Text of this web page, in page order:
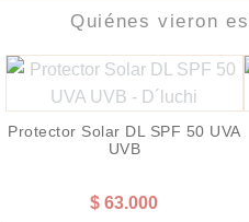
Quiénes vieron
Protector Solar DL SPF 50 UVA
UVB
$ 63.000